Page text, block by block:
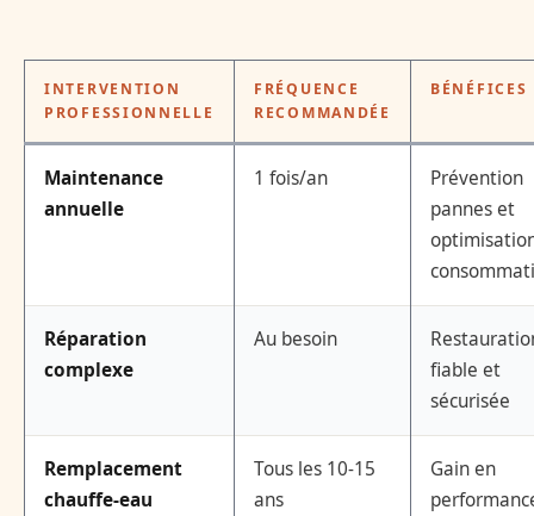
INTERVENTION
PROFESSIONNELLE
FRÉQUENCE
RECOMMANDÉE
BÉNÉFICES
Maintenance
annuelle
1 fois/an
Prévention
pannes et
Réparation
complexe
Au besoin
fiable et
sécurisée
Remplacement
chauffe-eau
Tous les 10-15
ans
Gain en